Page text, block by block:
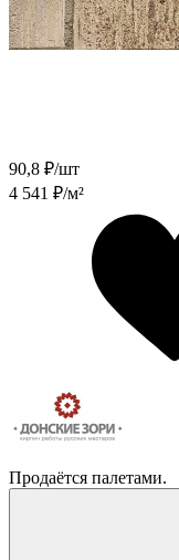
90,8 ₽/шт
4 541 ₽/м²
Продаётся палетами.